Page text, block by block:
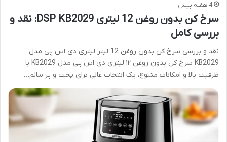
4 هفته پیش
سرخ کن بدون روغن 12 لیتری DSP KB2029: نقد و
بررسی کامل
نقد و بررسی سرخ کن بدون روغن 12 لیتر لیتری دی اس پی مدل
KB2029 سرخ کن بدون روغن ۱۲ لیتری دی اس پی مدل KB2029 با
ظرفیت بالا و امکانات متنوع، یک انتخاب عالی برای پخت و پز سالم…